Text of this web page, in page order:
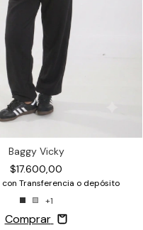
Baggy Vicky
$17.600,00
con Transferencia o depósito
+1
Comprar